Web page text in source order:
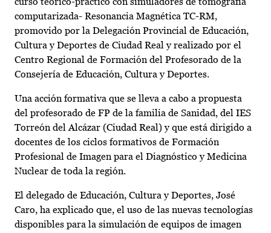
computarizada- Resonancia Magnética TC-RM,
promovido por la Delegación Provincial de Educación,
Cultura y Deportes de Ciudad Real y realizado por el
Centro Regional de Formación del Profesorado de la
Consejería de Educación, Cultura y Deportes.
Una acción formativa que se lleva a cabo a propuesta
del profesorado de FP de la familia de Sanidad, del IES
Torreón del Alcázar (Ciudad Real) y que está dirigido a
docentes de los ciclos formativos de Formación
Profesional de Imagen para el Diagnóstico y Medicina
Nuclear de toda la región.
El delegado de Educación, Cultura y Deportes, José
Caro, ha explicado que, el uso de las nuevas tecnologías
disponibles para la simulación de equipos de imagen